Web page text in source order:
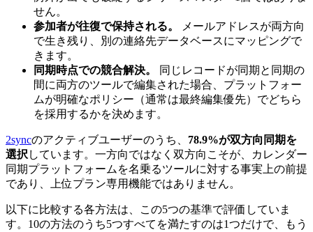
せん。
参加者が往復で保持される。
メールアドレスが両方向
で生き残り、別の連絡先データベースにマッピングで
きます。
同期時点での競合解決。
同じレコードが同期と同期の
間に両方のツールで編集された場合、プラットフォー
ムが明確なポリシー（通常は最終編集優先）でどちら
を採用するかを決めます。
2syncのアクティブユーザーのうち、 78.9%が双方向同期を
選択 しています。一方向ではなく双方向こそが、カレンダー
同期プラットフォームを名乗るツールに対する事実上の前提
であり、上位プラン専用機能ではありません。
以下に比較する各方法は、この5つの基準で評価していま
す。10の方法のうち5つすべてを満たすのは1つだけで、もう